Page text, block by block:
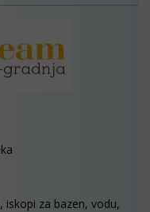
iskopi za bazen, vodu,